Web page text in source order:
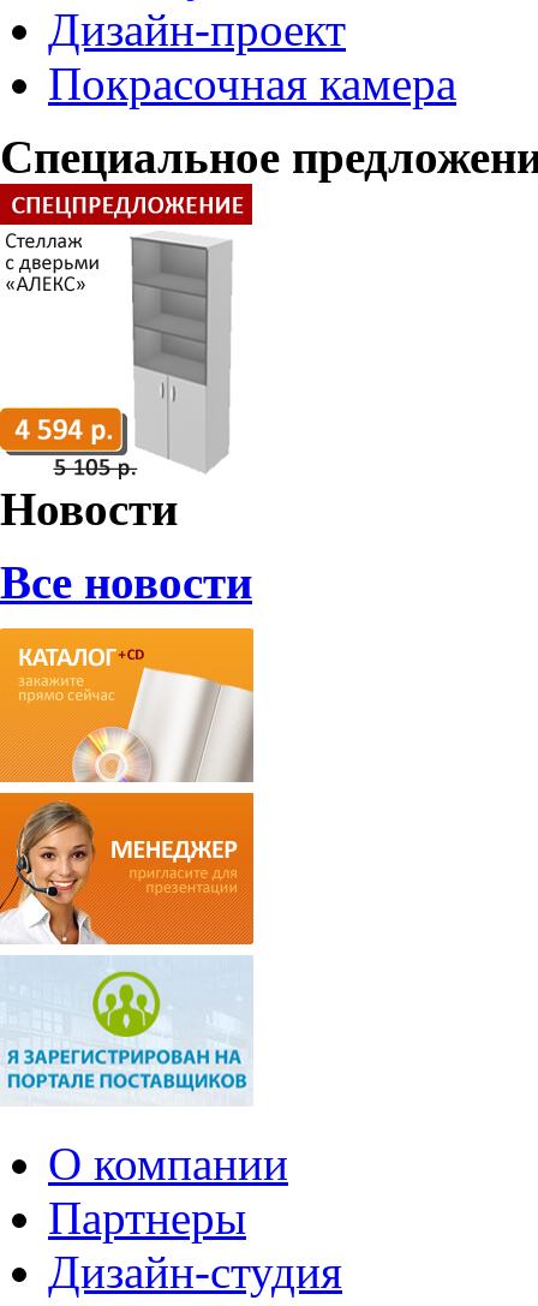
Дизайн-проект
Покрасочная камера
Специальное
Новости
Все новости
О компании
Партнеры
Дизайн-студия